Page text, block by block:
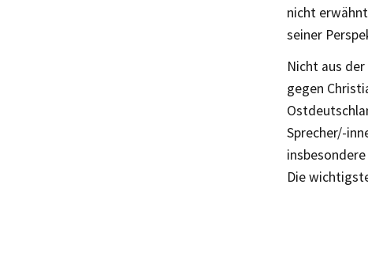
nicht
seiner
Nicht aus
gegen
Sprecher/-
Die